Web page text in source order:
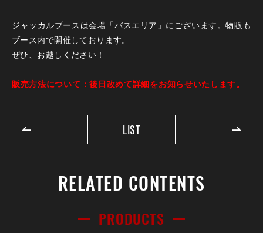
ジャッカルブースは会場「バスエリア」にございます。物販も
ブース内で開催しております。
ぜひ、お越しください！
販売方法について：後日改めて詳細をお知らせいたします。
LIST
RELATED CONTENTS
PRODUCTS